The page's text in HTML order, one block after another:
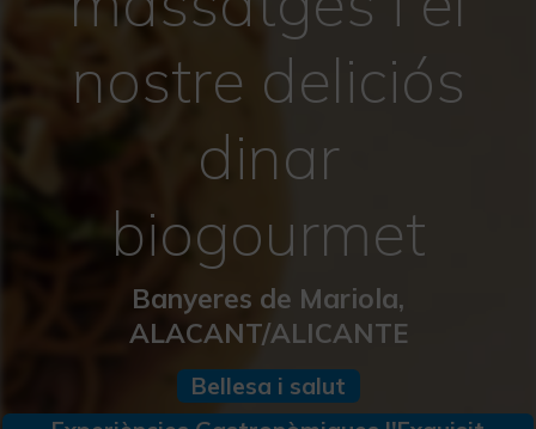
Mediterrani Rural i Natural
Experiències Setmana Santa
nostre deliciós
dinar
biogourmet
Banyeres de Mariola,
ALACANT/ALICANTE
Bellesa i salut